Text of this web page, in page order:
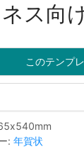
ス向
このテンプ
x540mm
: 年賀状